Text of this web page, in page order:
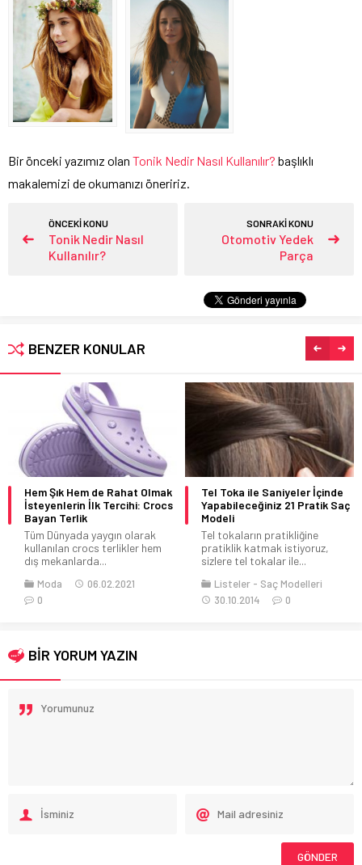
Bir önceki yazımız olan Tonik Nedir Nasıl Kullanılır? başlıklı
makalemizi de okumanızı öneririz.
ÖNCEKİ KONU
Tonik Nedir Nasıl
Kullanılır?
SONRAKİ KONU
Otomotiv Yedek
Parça
BENZER KONULAR
Hem Şık Hem de Rahat Olmak
İsteyenlerin İlk Tercihi: Crocs
Bayan Terlik
Tüm Dünyada yaygın olarak
kullanılan crocs terlikler hem
dış mekanlarda...
Moda
06.02.2021
0
Tel Toka ile Saniyeler İçinde
Yapabileceğiniz 21 Pratik Saç
Modeli
Tel tokaların pratikliğine
pratiklik katmak istiyoruz,
sizlere tel tokalar ile...
Listeler
Saç Modelleri
30.10.2014
0
BİR YORUM YAZIN